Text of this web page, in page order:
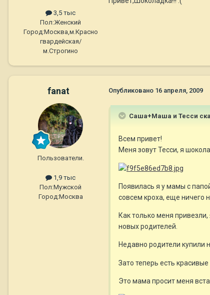
3,5 тыс
Пол:Женский
Город:Москва,м.Красно
гвардейская/
м.Строгино
fanat
Пользователи.
1,9 тыс
Пол:Мужской
Город:Москва
Опубликовано 16 апреля, 2009
Саша+Маша и Тесси
Всем привет!
Меня зовут Тесси, я
Появилась я у мамы с
совсем кроха, еще ничего
Как только меня
новых родителей.
Недавно родители купили
Зато теперь есть
Это мама просит меня